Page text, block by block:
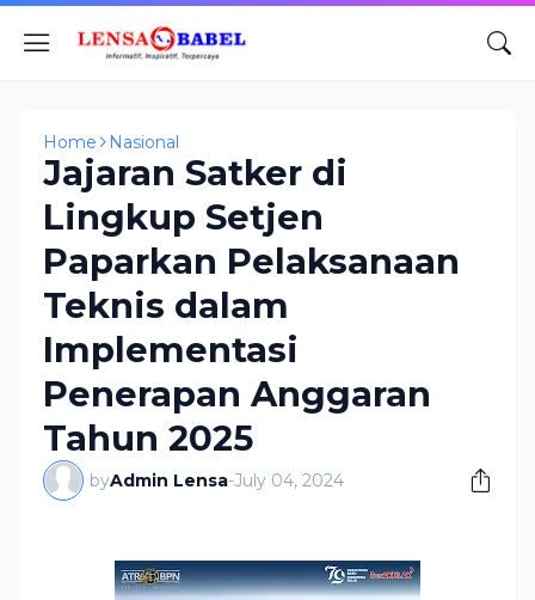
Home Nasional
Jajaran Satker di
Lingkup Setjen
Paparkan Pelaksanaan
Teknis dalam
Implementasi
Penerapan Anggaran
Tahun 2025
byAdmin Lensa-July 04, 2024